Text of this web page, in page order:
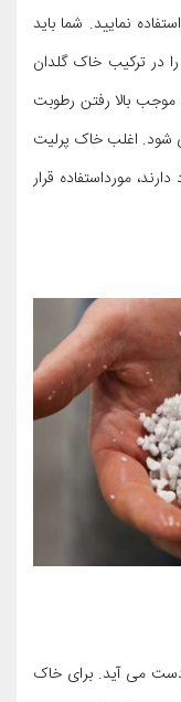
نمایید. شما باید
در ترکیب خاک گلدان
موجب بالا رفتن رطوبت
شود. اغلب خاک پرلیت
مورداستفاده قرار
دست می آید. برای خاک